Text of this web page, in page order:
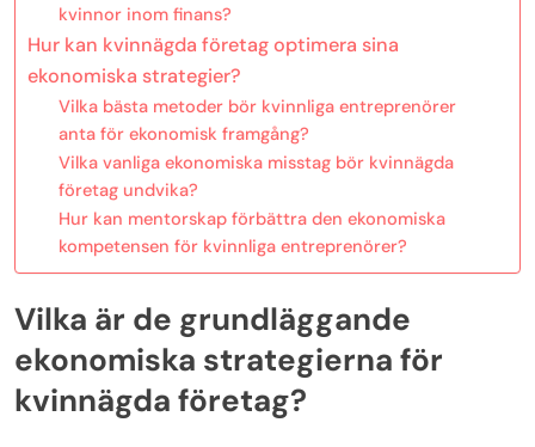
kvinnor inom finans?
Hur kan kvinnägda företag optimera sina
ekonomiska strategier?
Vilka bästa metoder bör kvinnliga entreprenörer
anta för ekonomisk framgång?
Vilka vanliga ekonomiska misstag bör kvinnägda
företag undvika?
Hur kan mentorskap förbättra den ekonomiska
kompetensen för kvinnliga entreprenörer?
Vilka är de grundläggande
ekonomiska strategierna för
kvinnägda företag?